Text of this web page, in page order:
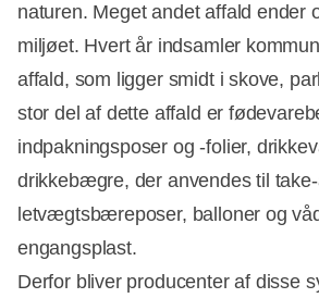
naturen. Meget andet affald ender
miljøet. Hvert år indsamler
affald, som ligger smidt i skove,
stor del af dette affald er
indpakningsposer og -folier,
drikkebægre, der anvendes til
letvægtsbæreposer, balloner og
engangsplast.
Derfor bliver producenter af disse